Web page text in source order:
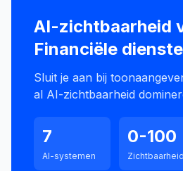
AI-zichtbaarheid
Financiële
Sluit je aan bij
al AI-zichtbaarheid
7
AI-systemen
0-100